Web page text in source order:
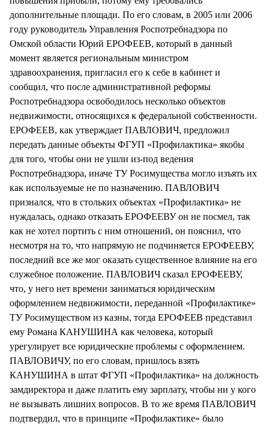
дополнительные площади. По его словам, в 2005 или 2006
году руководитель Управления Роспотребнадзора по
Омской области Юрий ЕРОФЕЕВ, который в данный
момент является региональным министром
здравоохранения, пригласил его к себе в кабинет и
сообщил, что после административной реформы
Роспотребнадзора освободилось несколько объектов
недвижимости, относящихся к федеральной собственности.
ЕРОФЕЕВ, как утверждает ПАВЛОВИЧ, предложил
передать данные объекты ФГУП «Профилактика» якобы
для того, чтобы они не ушли из-под ведения
Роспотребнадзора, иначе ТУ Росимущества могло изъять их
как используемые не по назначению. ПАВЛОВИЧ
признался, что в стольких объектах «Профилактика» не
нуждалась, однако отказать ЕРОФЕЕВУ он не посмел, так
как не хотел портить с ним отношений, он пояснил, что
несмотря на то, что напрямую не подчиняется ЕРОФЕЕВУ,
последний все же мог оказать существенное влияние на его
служебное положение. ПАВЛОВИЧ сказал ЕРОФЕЕВУ,
что, у него нет времени заниматься юридическим
оформлением недвижимости, переданной «Профилактике»
ТУ Росимуществом из казны, тогда ЕРОФЕЕВ представил
ему Романа КАНУШИНА как человека, который
урегулирует все юридические проблемы с оформлением.
ПАВЛОВИЧУ, по его словам, пришлось взять
КАНУШИНА в штат ФГУП «Профилактика» на должность
замдиректора и даже платить ему зарплату, чтобы ни у кого
не вызывать лишних вопросов. В то же время ПАВЛОВИЧ
подтвердил, что в принципе «Профилактике» было